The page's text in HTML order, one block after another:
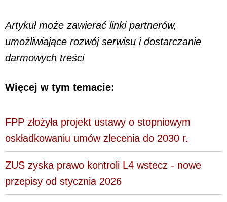
Artykuł może zawierać linki partnerów,
umożliwiające rozwój serwisu i dostarczanie
darmowych treści
Więcej w tym temacie:
FPP złożyła projekt ustawy o stopniowym
oskładkowaniu umów zlecenia do 2030 r.
ZUS zyska prawo kontroli L4 wstecz - nowe
przepisy od stycznia 2026